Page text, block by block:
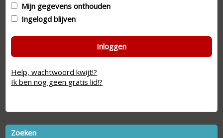
Mijn gegevens onthouden
Ingelogd blijven
Inloggen
Help, wachtwoord kwijt!?
Ik ben nog geen gratis lid!?
Zoeken